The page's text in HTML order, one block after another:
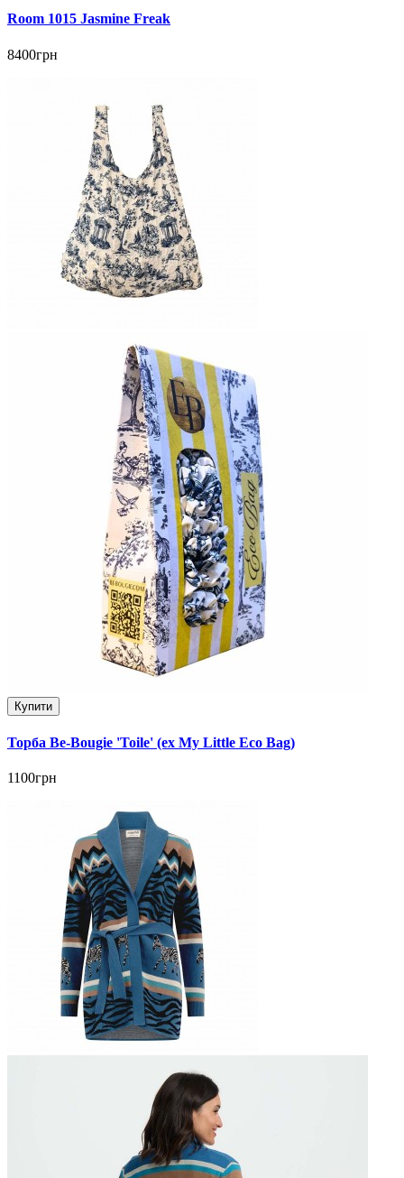
Room 1015 Jasmine Freak
8400грн
Купити
Торба Be-Bougie 'Toile' (ex My Little Eco Bag)
1100грн